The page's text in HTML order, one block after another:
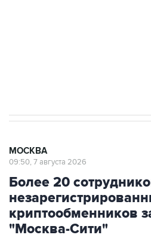
МОСКВА
09:50, 7 августа 2026
Более 20
криптообменников
"Москва-Сити"